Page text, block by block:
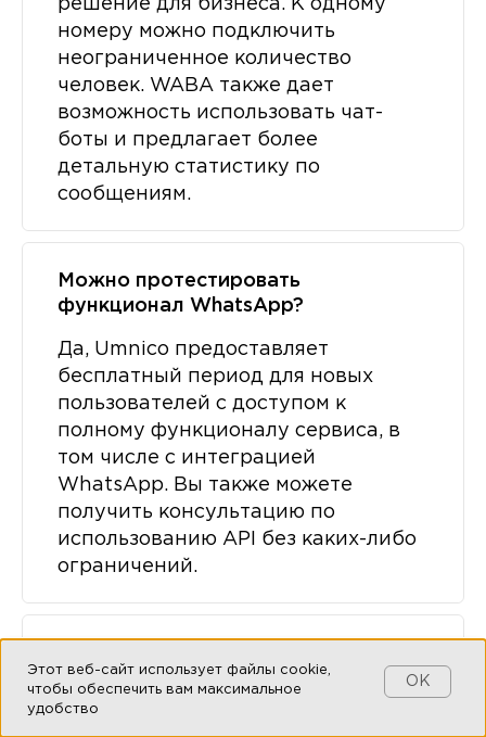
решение для бизнеса. К одному
номеру можно подключить
неограниченное количество
человек. WABA также дает
возможность использовать чат-
боты и предлагает более
детальную статистику по
сообщениям.
Можно протестировать
функционал WhatsApp?
Да, Umnico предоставляет
бесплатный период для новых
пользователей с доступом к
полному функционалу сервиса, в
том числе с интеграцией
WhatsApp. Вы также можете
получить консультацию по
использованию API без каких-либо
ограничений.
с CRM бесплатно?
Этот веб-сайт использует файлы cookie,
чтобы обеспечить вам максимальное
удобство
OK